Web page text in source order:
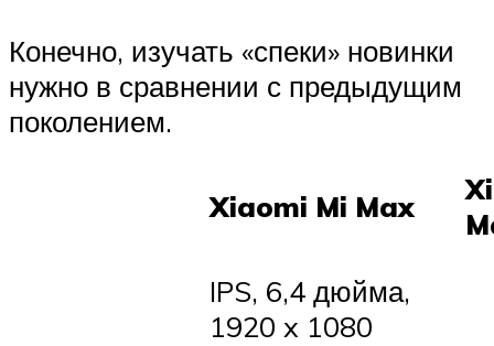
Конечно, изучать «спеки» новинки
нужно в сравнении с предыдущим
поколением.
Xiaomi Mi Max
IPS, 6,4 дюйма,
1920 x 1080